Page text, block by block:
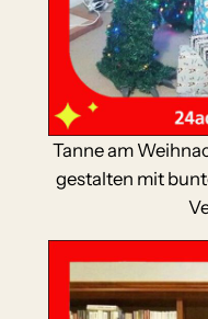
Tanne am
gestalten mit